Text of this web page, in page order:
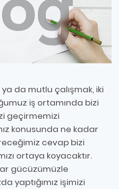
da mutlu çalışmak, iki
iş ortamında bizi
geçirmemizi
konusunda ne kadar
cevap bizi
ortaya koyacaktır.
gücüzümüzle
yaptığımız işimizi